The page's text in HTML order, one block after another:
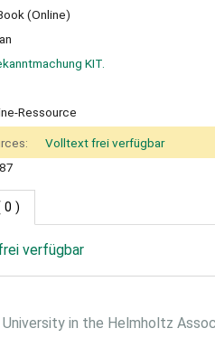
(Online)
KIT.
Ressource
Volltext frei verfügbar
0 )
verfügbar
in the Helmholtz